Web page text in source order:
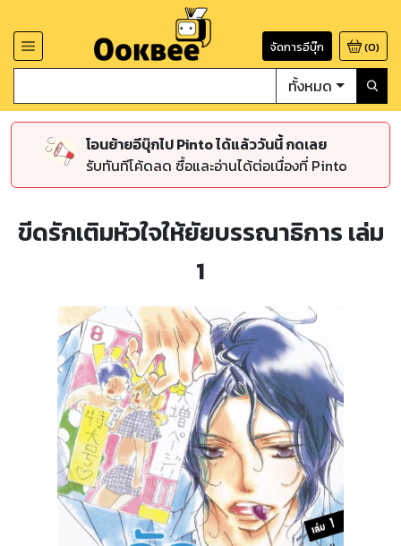
จัดการอีบุ๊ก (0)
ทั้งหมด
โอนย้ายอีบุ๊กไป Pinto ได้แล้ววันนี้ กดเลย
รับทันทีโค้ดลด ซื้อและอ่านได้ต่อเนื่องที่ Pinto
ขีดรักเติมหัวใจให้ยัยบรรณาธิการ เล่ม
1